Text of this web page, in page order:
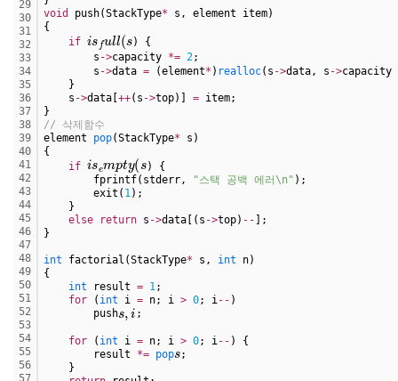
29
30
31
32
33
34
35
36
37
38
39
40
41
42
43
44
45
46
47
48
49
50
51
52
53
54
55
56
57
void
push(StackType* s, element item)
{
if
i ful l (s
) {
s ->capacity *= 2;
s ->data = (element* ) realloc(s ->data, s ->capacity
}
s ->data[++(s ->top)] = item;
}
// 삭제함수
element pop(StackType* s)
{
if
i p t
) {
fprintf(stderr,
"스택 공백 에러\n" );
exit( 1);
}
else
return s ->data[(s ->top) - - ];
}
int factorial(StackType* s, int n)
{
int result = 1;
for ( int i = n; i > 0; i- - )
push
s,i
;
for ( int i = n; i > 0; i- - ) {
result *= pop
s
;
}